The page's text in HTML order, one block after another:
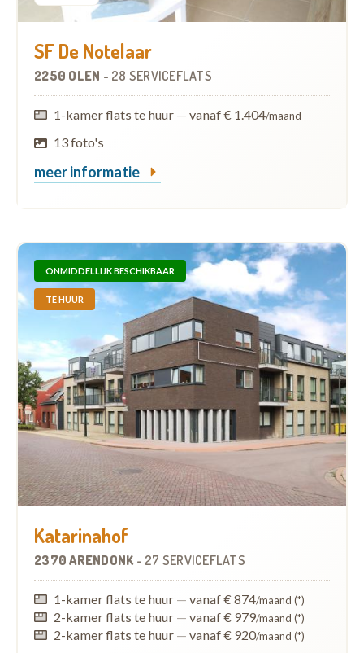
SF De Notelaar
2250 OLEN - 28 SERVICEFLATS
1-kamer flats te huur — vanaf € 1.404/maand
13 foto's
meer informatie
ONMIDDELLIJK BESCHIKBAAR
TE HUUR
Katarinahof
2370 ARENDONK - 27 SERVICEFLATS
1-kamer flats te huur — vanaf € 874/maand (*)
2-kamer flats te huur — vanaf € 979/maand (*)
2-kamer flats te huur — vanaf € 920/maand (*)